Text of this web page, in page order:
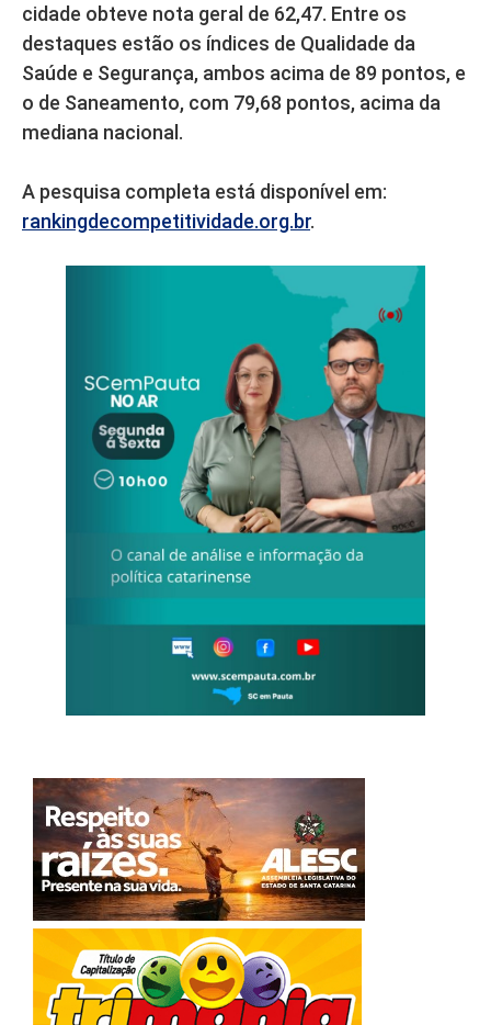
cidade obteve nota geral de 62,47. Entre os
destaques estão os índices de Qualidade da
Saúde e Segurança, ambos acima de 89 pontos, e
o de Saneamento, com 79,68 pontos, acima da
mediana nacional.
A pesquisa completa está disponível em:
rankingdecompetitividade.org.br.